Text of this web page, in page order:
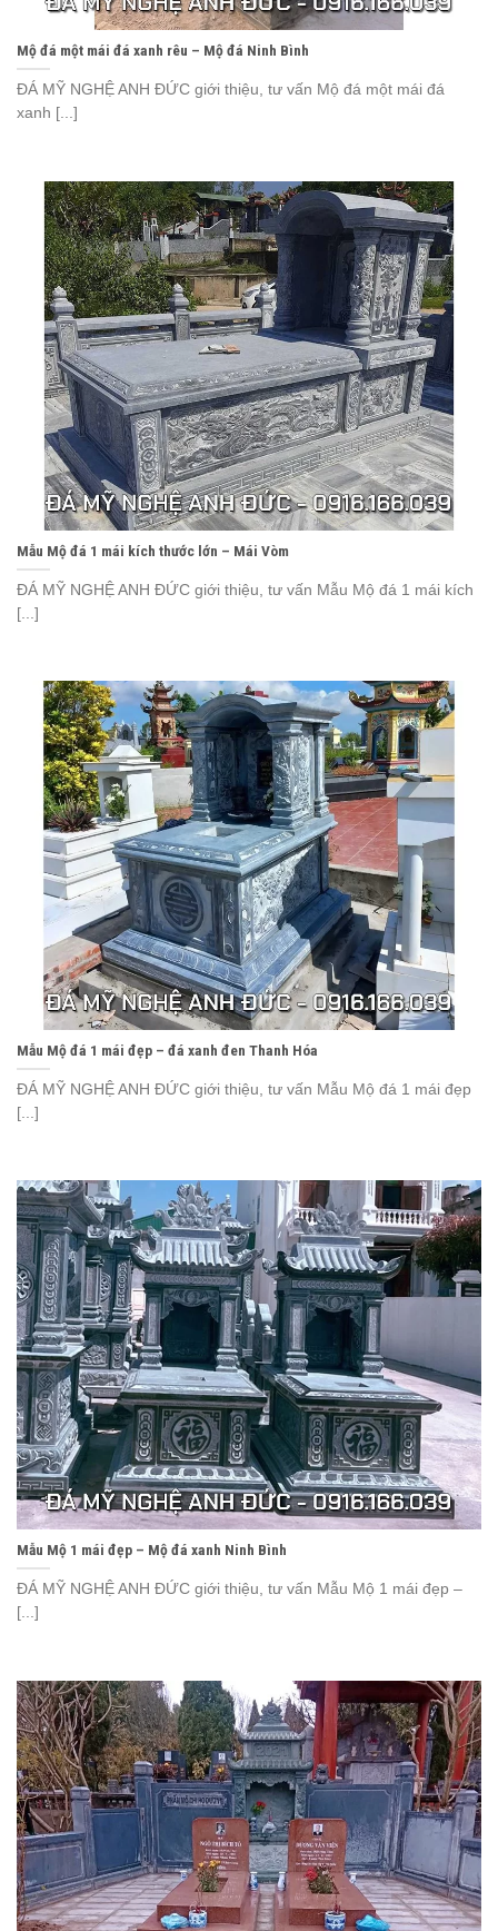
Mộ đá một mái đá xanh rêu – Mộ đá Ninh Bình
ĐÁ MỸ NGHỆ ANH ĐỨC giới thiệu, tư vấn Mộ đá một mái đá
xanh [...]
Mẫu Mộ đá 1 mái kích thước lớn – Mái Vòm
ĐÁ MỸ NGHỆ ANH ĐỨC giới thiệu, tư vấn Mẫu Mộ đá 1 mái kích
[...]
Mẫu Mộ đá 1 mái đẹp – đá xanh đen Thanh Hóa
ĐÁ MỸ NGHỆ ANH ĐỨC giới thiệu, tư vấn Mẫu Mộ đá 1 mái đẹp
[...]
Mẫu Mộ 1 mái đẹp – Mộ đá xanh Ninh Bình
ĐÁ MỸ NGHỆ ANH ĐỨC giới thiệu, tư vấn Mẫu Mộ 1 mái đẹp –
[...]